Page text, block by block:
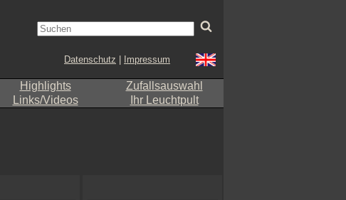
Datenschutz Impressum
Highlights
Zufallsauswahl
Links/Videos Ihr Leuchtpult